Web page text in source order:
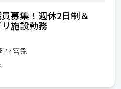
募集！週休2日制＆
施設勤務
字宮免